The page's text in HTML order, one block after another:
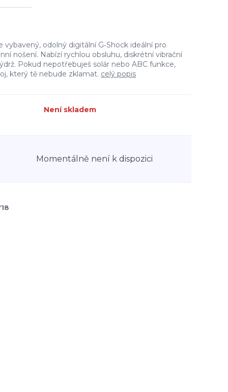
vybavený, odolný digitální G‑Shock ideální pro
nošení. Nabízí rychlou obsluhu, diskrétní vibrační
Pokud nepotřebuješ solár nebo ABC funkce,
který tě nebude zklamat. celý popis
Není skladem
Momentálně není k dispozici